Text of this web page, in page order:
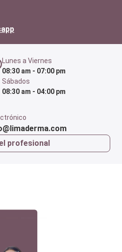
Lunes a Viernes
08:30 am - 07:00 pm
Sábados
08:30 am - 04:00 pm
profesional